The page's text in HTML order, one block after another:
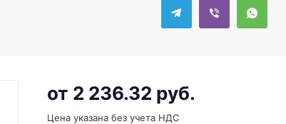
от 2 236.32 руб.
Цена указана без учета НДС